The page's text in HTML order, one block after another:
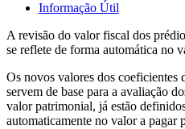
Informação Útil
A revisão do valor fiscal dos
se reflete de forma automática no
Os novos valores dos coeficientes
servem de base para a avaliação
valor patrimonial, já estão
automaticamente no valor a pagar